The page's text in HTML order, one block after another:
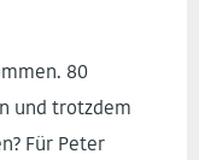
80
und trotzdem
Für Peter